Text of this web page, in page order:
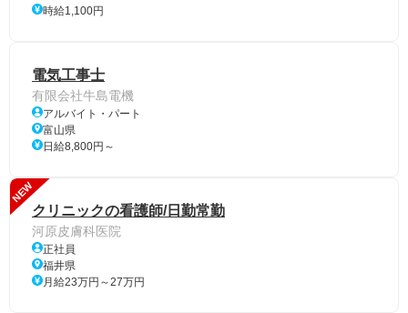
時給1,100円
電気工事士
有限会社牛島電機
アルバイト・パート
富山県
日給8,800円～
NEW
クリニックの看護師/日勤常勤
河原皮膚科医院
正社員
福井県
月給23万円～27万円